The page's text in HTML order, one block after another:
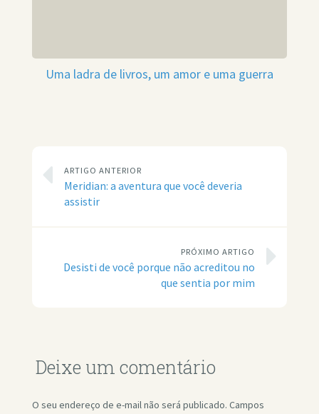
Uma ladra de livros, um amor e uma guerra
ARTIGO ANTERIOR
Meridian: a aventura que você deveria
assistir
PRÓXIMO ARTIGO
Desisti de você porque não acreditou no
que sentia por mim
Deixe um comentário
O seu endereço de e-mail não será publicado. Campos